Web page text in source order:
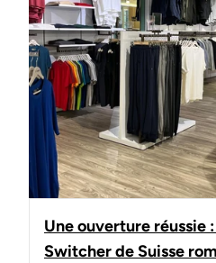
Une ouverture réussie
Switcher de Suisse